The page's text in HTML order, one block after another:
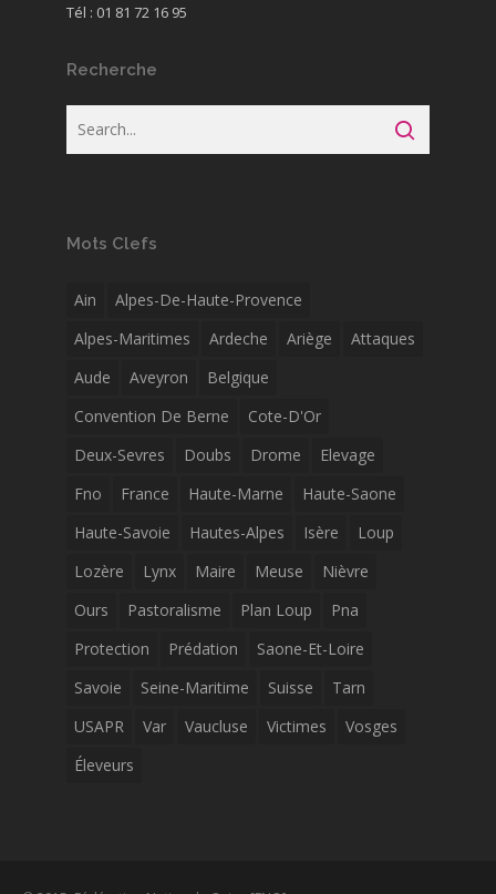
Tél : 01 81 72 16 95
Recherche
Mots Clefs
Ain
Alpes-De-Haute-Provence
Alpes-Maritimes
Ardeche Ariège
Attaques
Aude
Aveyron
Belgique
Convention De Berne
Cote-D'Or
Deux-Sevres
Doubs Drome
Elevage
Fno
France Haute-Marne
Haute-Saone
Haute-Savoie
Hautes-Alpes Isère
Loup
Lozère
Lynx Maire Meuse
Nièvre
Ours
Pastoralisme Plan Loup
Pna
Protection
Prédation
Saone-Et-Loire
Savoie
Seine-Maritime Suisse
Tarn
USAPR
Var Vaucluse Victimes
Vosges
Éleveurs